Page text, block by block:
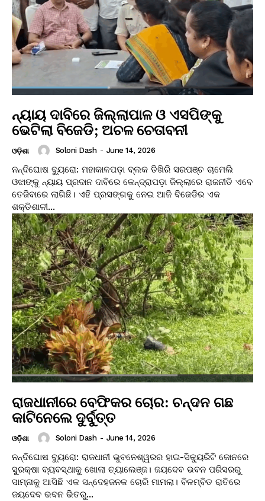
ନ୍ୟାୟ ଦାବିରେ ଜିଲ୍ଲାପାଳ ଓ ଏସପିଙ୍କୁ
ଭେଟିଲା ବିଜେଡି; ଅଚଳ ଚେତାବନୀ
ଓଡ଼ିଶା Soloni Dash - June 14, 2026
ନନ୍ଦିଘୋଷ ବ୍ୟୁରୋ: ମହାକାଳପଡ଼ା ବ୍ଲକ ତିଖିରି ସରପଞ୍ଚ ଚାମେଲି
ଓଝାଙ୍କୁ ନ୍ୟାୟ ପ୍ରଦାନ ଦାବିରେ କେନ୍ଦ୍ରାପଡ଼ା ଜିଲ୍ଲାରେ ରାଜନୀତି ଏବେ
ତେଜିବାରେ ଲାଗିଛି। ଏହି ପ୍ରସଙ୍ଗକୁ ନେଇ ଆଜି ବିଜେଡିର ଏକ
ଶକ୍ତିଶାଳୀ...
ରାଜଧାନୀରେ ବେଫିକର ଚୋର: ଚନ୍ଦନ ଗଛ
କାଟିନେଲେ ଦୁର୍ବୁତ୍ତ
ଓଡ଼ିଶା Soloni Dash - June 14, 2026
ନନ୍ଦିଘୋଷ ବ୍ୟୁରୋ: ରାଜଧାନୀ ଭୁବନେଶ୍ୱରର ହାଇ-ସିକ୍ୟୁରିଟି ଜୋନରେ
ସୁରକ୍ଷା ବ୍ୟବସ୍ଥାକୁ ଖୋଲା ଚ୍ୟାଲେଞ୍ଜ। ଜୟଦେବ ଭବନ ପରିସରରୁ
ସାମ୍ନାକୁ ଆସିଛି ଏକ ସନ୍ଦେହଜନକ ଚୋରି ମାମଲା। ବିଳମ୍ବିତ ରାତିରେ
ଜୟଦେବ ଭବନ ଭିତରୁ...